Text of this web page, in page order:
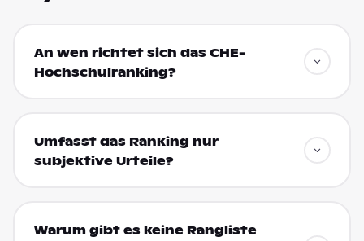
An wen richtet sich das CHE-
Hochschulranking?
Umfasst das Ranking nur
subjektive Urteile?
Warum gibt es keine Rangliste